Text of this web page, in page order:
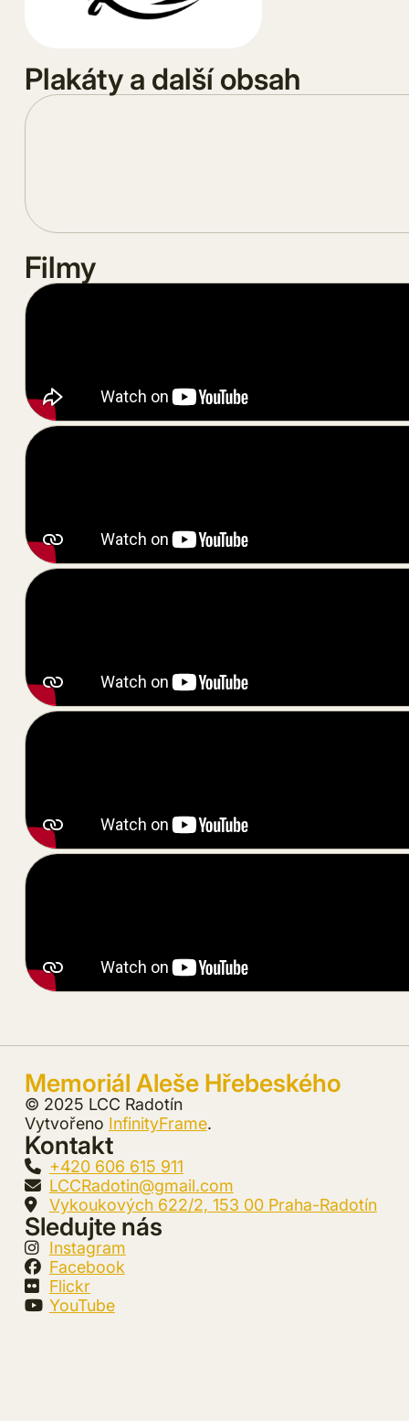
Plakáty a další obsah
Filmy
Memoriál Aleše Hřebeského
© 2025 LCC Radotín
Vytvořeno InfinityFrame.
Kontakt
+420 606 615 911
LCCRadotin@gmail.com
Vykoukových 622/2, 153 00 Praha-Radotín
Sledujte nás
Instagram
Facebook
Flickr
YouTube